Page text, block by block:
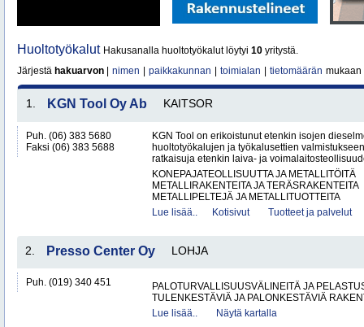
Huoltotyökalut Hakusanalla huoltotyökalut löytyi 10 yritystä.
Järjestä hakuarvon nimen paikkakunnan toimialan tietomäärän mukaan
1. KGN Tool Oy Ab KAITSOR
Puh. (06) 383 5680
Faksi (06) 383 5688
KGN Tool on erikoistunut etenkin isojen
huoltotyökalujen ja työkalusettien
ratkaisuja etenkin laiva- ja
KONEPAJATEOLLISUUTTA JA METALLITÖITÄ
METALLIRAKENTEITA JA TERÄSRAKENTEITA
METALLIPELTEJÄ JA METALLITUOTTEITA
Lue lisää..
Kotisivut Tuotteet ja palvelut
2. Presso Center Oy LOHJA
Puh. (019) 340 451
PALOTURVALLISUUSVÄLINEITÄ JA
TULENKESTÄVIÄ JA PALONKESTÄVIÄ
Lue lisää..
Näytä kartalla